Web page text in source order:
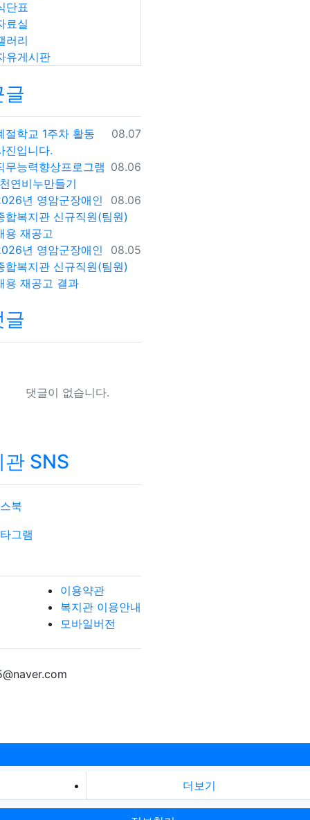
단표
료실
러리
유게시판
글
등록일
08.07
절학교 1주차 활동
진입니다.
등록일
08.06
무능력향상프로그램
연비누만들기
등록일
08.06
년 영암군장애인
합복지관 신규직원(팀원)
용 재공고
등록일
08.05
년 영암군장애인
합복지관 신규직원(팀원)
용 재공고 결과
글
댓글이 없습니다.
SNS
이용약관
복지관 이용안내
모바일버전
더보기